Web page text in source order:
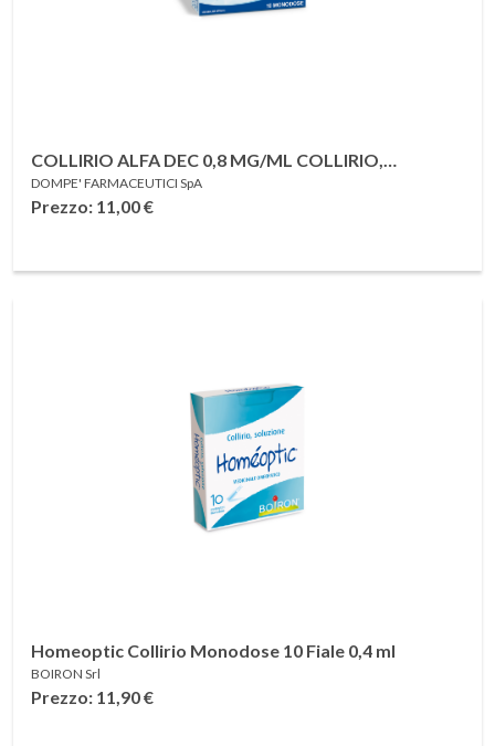
COLLIRIO ALFA DEC 0,8 MG/ML COLLIRIO,
SOLUZIONE 10 CONTENITORI MONODOSE 0,3 ML
DOMPE' FARMACEUTICI SpA
Prezzo: 11,00€
Homeoptic Collirio Monodose 10 Fiale 0,4 ml
BOIRON Srl
Prezzo: 11,90€